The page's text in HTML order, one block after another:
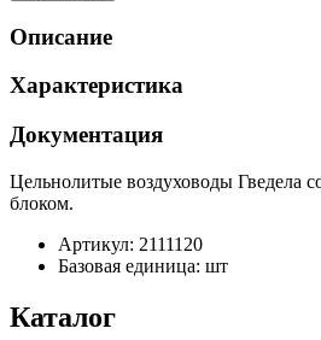
Описание
Характеристика
Документация
Цельнолитые воздуховоды Гведела
блоком.
Артикул: 2111120
Базовая единица: шт
Каталог